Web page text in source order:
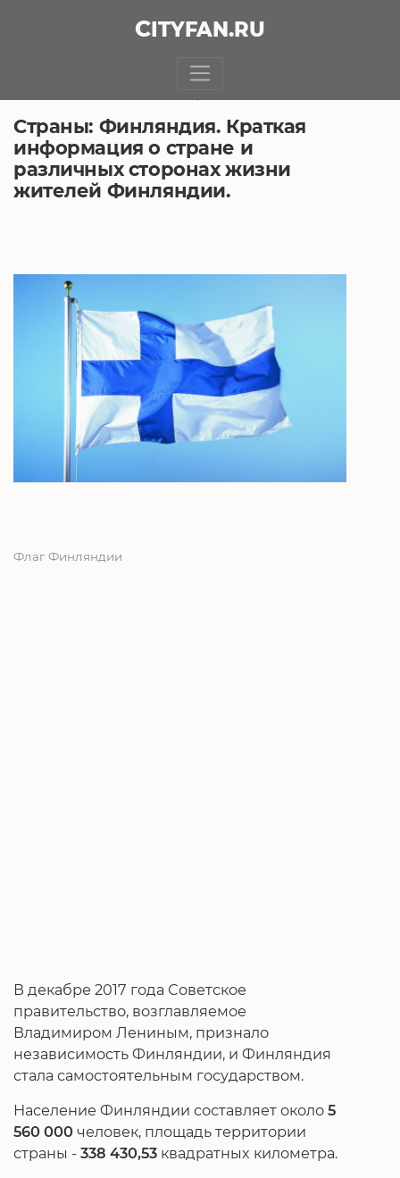
CITYFAN.RU
Страны: Финляндия. Краткая
информация о стране и
различных сторонах жизни
жителей Финляндии.
Флаг Финляндии
В декабре 2017 года Советское
правительство, возглавляемое
Владимиром Лениным, признало
независимость Финляндии, и Финляндия
стала самостоятельным государством.
Население Финляндии составляет около 5
560 000 человек, площадь территории
страны - 338 430,53 квадратных километра.